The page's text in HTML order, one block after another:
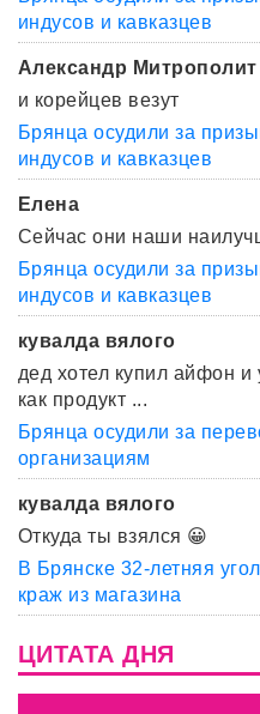
индусов и кавказцев
Александр
и корейцев везут
Брянца осудили за
индусов и кавказцев
Елена
Сейчас они наши
Брянца осудили за
индусов и кавказцев
кувалда вялого
дед хотел купил айфон и
как продукт ...
Брянца осудили за
организациям
кувалда вялого
Откуда ты взялся 😀
В Брянске 32-летняя
краж из магазина
ЦИТАТА ДНЯ